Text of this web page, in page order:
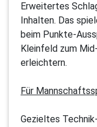
Erweitertes
Inhalten. Das
beim Punkte-
Kleinfeld zum
erleichtern.
Für
Gezieltes